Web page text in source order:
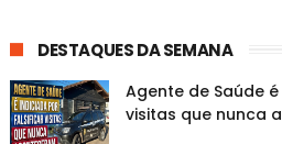
DESTAQUES DA SEMANA
Agente de Saúde
visitas que nunca